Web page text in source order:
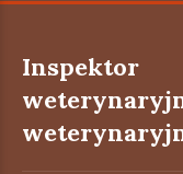
Inspektor